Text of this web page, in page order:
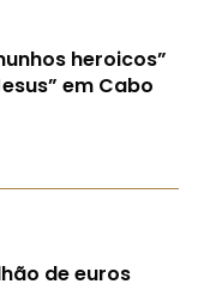
heroicos”
em Cabo
de euros